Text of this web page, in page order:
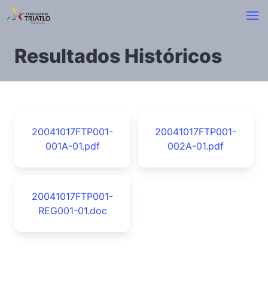
Resultados Históricos
20041017FTP001-
001A-01.pdf
20041017FTP001-
002A-01.pdf
20041017FTP001-
REG001-01.doc